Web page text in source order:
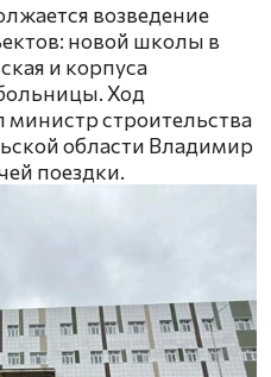
возведение
новой школы в
и корпуса
Ход
министр строительства
области Владимир
поездки.